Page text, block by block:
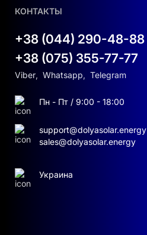
КОНТАКТЫ
+38 (044) 290-48-88
+38 (075) 355-77-77
Viber, Whatsapp, Telegram
Пн - Пт / 9:00 - 18:00
support@dolyasolar.energy
sales@dolyasolar.energy
Украина